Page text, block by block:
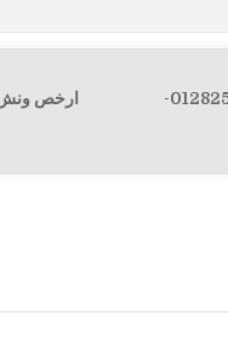
← اقرب ونش انقاذ فى مصر ارخص ونش انقاذ ونش الفرسان | 01282505052-